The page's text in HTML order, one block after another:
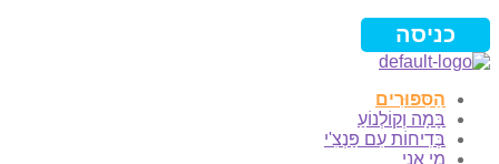
כניסה
הַסִּפּוּרִים
בָּמָה וְקוֹלְנוֹעַ
בְּדִיחוֹת עִם פַּנְצִ'י
מי אני